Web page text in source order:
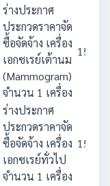
ร่างประกาศ
ประกวดราคาจัด
ซื้อจัดจ้าง เครื่อง
เอกซเรย์เต้านม
(Mammogram)
จำนวน 1 เครื่อง
ร่างประกาศ
ประกวดราคาจัด
ซื้อจัดจ้าง เครื่อง
เอกซเรย์ทั่วไป
จำนวน 1 เครื่อง